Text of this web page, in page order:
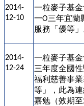
2014-
12-10
一粒麥子基
一O三年宜蘭
服務「優等」
2014-
12-24
一粒麥子基
三年度全國
福利慈善事
等」，此為
嘉勉（效期至